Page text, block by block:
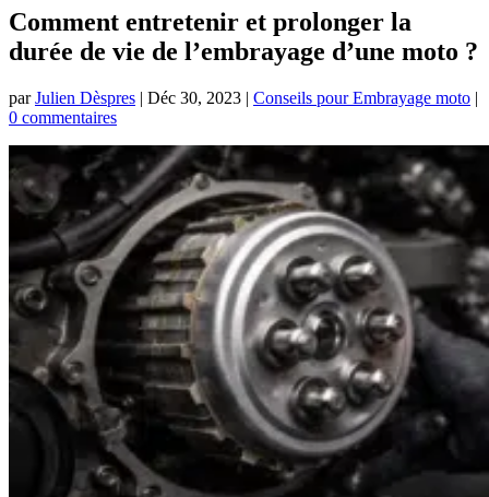
Comment entretenir et prolonger la
durée de vie de l’embrayage d’une moto ?
parJulien Dèspres | Déc 30, 2023 | Conseils pour Embrayage moto |
0 commentaires